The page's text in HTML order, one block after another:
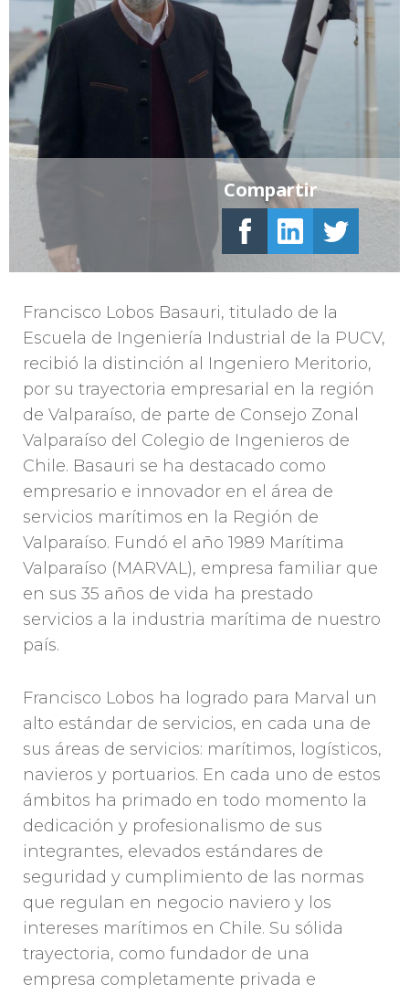
Francisco Lobos Basauri, titulado de la
Escuela de Ingeniería Industrial de la PUCV,
recibió la distinción al Ingeniero Meritorio,
por su trayectoria empresarial en la región
de Valparaíso, de parte de Consejo Zonal
Valparaíso del Colegio de Ingenieros de
Chile. Basauri se ha destacado como
empresario e innovador en el área de
servicios marítimos en la Región de
Valparaíso. Fundó el año 1989 Marítima
Valparaíso (MARVAL), empresa familiar que
en sus 35 años de vida ha prestado
servicios a la industria marítima de nuestro
país.
Francisco Lobos ha logrado para Marval un
alto estándar de servicios, en cada una de
sus áreas de servicios: marítimos, logísticos,
navieros y portuarios. En cada uno de estos
ámbitos ha primado en todo momento la
dedicación y profesionalismo de sus
integrantes, elevados estándares de
seguridad y cumplimiento de las normas
que regulan en negocio naviero y los
intereses marítimos en Chile. Su sólida
trayectoria, como fundador de una
empresa completamente privada e
Compartir